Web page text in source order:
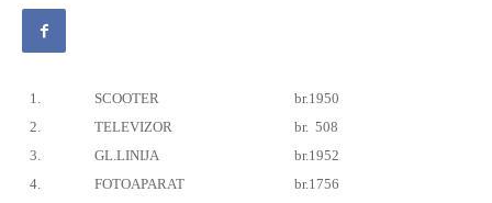
1. SCOOTER
br.1950
2.
TELEVIZOR br. 508
3.
GL.LINIJA
br.1952
4.
FOTOAPARAT
br.1756